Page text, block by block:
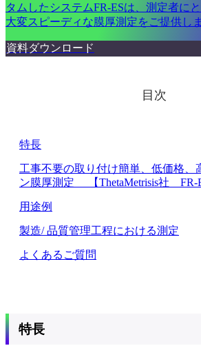
タムしたシステムFR-ESは、測定者に
大変スピーディな膜厚測定をご提供しま
資料ダウンロード
目次
特長
工事不要の取り付け簡単、低価格、
ン膜厚測定 【ThetaMetrisis社 FR-
用途例
製造/ 品質管理工程における測定
よくあるご質問
特長